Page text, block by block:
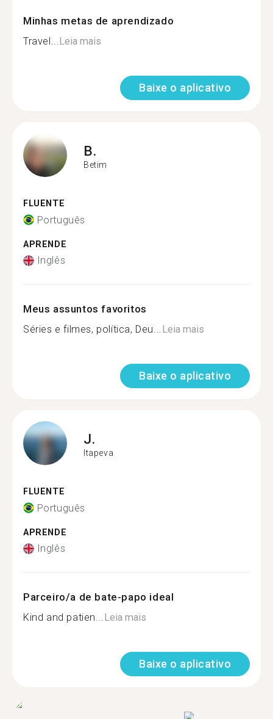
Minhas metas de aprendizado
Travel...Leia mais
Baixe o aplicativo
B.
Betim
FLUENTE
Português
APRENDE
Inglês
Meus assuntos favoritos
Séries e filmes, política, Deu...Leia mais
Baixe o aplicativo
J.
Itapeva
FLUENTE
Português
APRENDE
Inglês
Parceiro/a de bate-papo ideal
Kind and patien...Leia mais
Baixe o aplicativo